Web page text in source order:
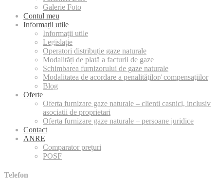
Galerie Foto
Contul meu
Informații utile
Informații utile
Legislație
Operatori distribuție gaze naturale
Modalități de plată a facturii de gaze
Schimbarea furnizorului de gaze naturale
Modalitatea de acordare a penalităţilor/ compensaţiilor
Blog
Oferte
Oferta furnizare gaze naturale – clienti casnici, inclusiv
asociatii de proprietari
Oferta furnizare gaze naturale – persoane juridice
Contact
ANRE
Comparator prețuri
POSF
Telefon